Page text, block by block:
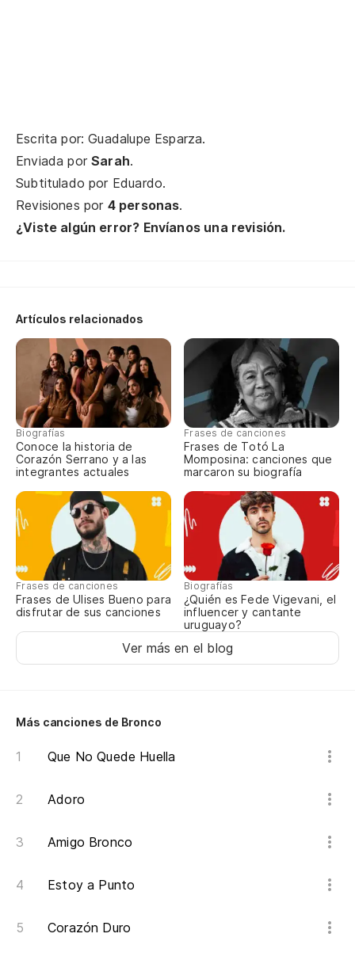
Escrita por: Guadalupe Esparza.
Enviada porSarah.
Subtitulado por Eduardo.
Revisiones por 4 personas.
¿Viste algún error? Envíanos una revisión.
Artículos relacionados
Biografías
Conoce la historia de
Corazón Serrano y a las
integrantes actuales
Frases de canciones
Frases de Totó La
Momposina: canciones que
marcaron su biografía
Frases de canciones
Frases de Ulises Bueno para
disfrutar de sus canciones
Biografías
¿Quién es Fede Vigevani, el
influencer y cantante
uruguayo?
Ver más en el blog
Más canciones de Bronco
Que No Quede Huella
Adoro
Amigo Bronco
Estoy a Punto
Corazón Duro